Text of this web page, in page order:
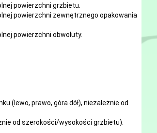
powierzchni grzbietu.
powierzchni zewnętrznego opakowania
powierzchni obwoluty.
(lewo, prawo, góra dół), niezależnie od
od szerokości/wysokości grzbietu).